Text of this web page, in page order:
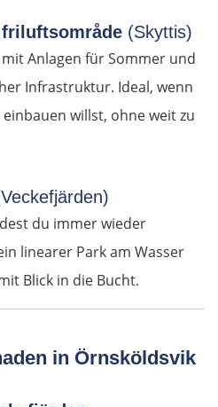
(Skyttis)
Anlagen für Sommer und
Infrastruktur. Ideal, wenn
willst, ohne weit zu
du immer wieder
linearer Park am Wasser
Blick in die Bucht.
in Örnsköldsvik